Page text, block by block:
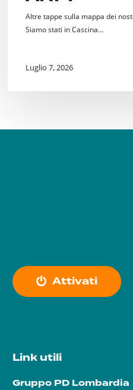
Altre tappe sulla mappa dei
Siamo stati in Cascina…
Luglio 7, 2026
Attivati
Link utili
Gruppo PD Lombardia